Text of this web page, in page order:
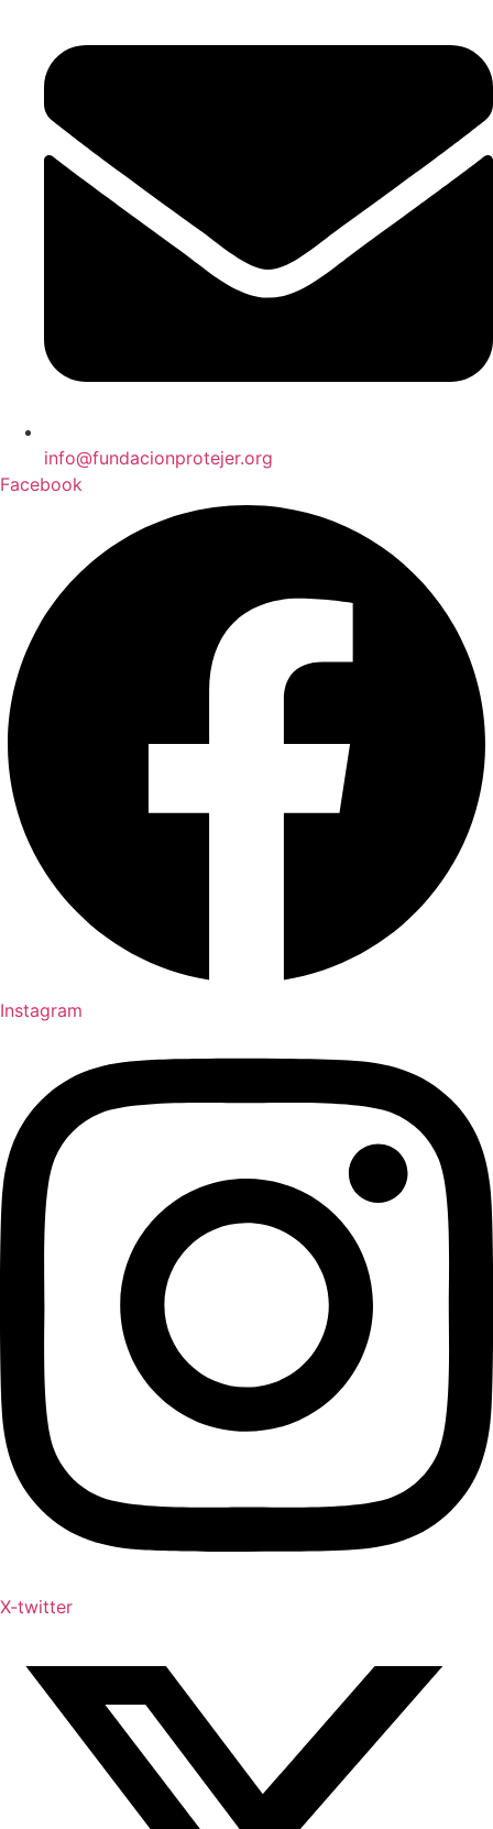
info@fundacionprotejer.org
Facebook
Instagram
X-twitter